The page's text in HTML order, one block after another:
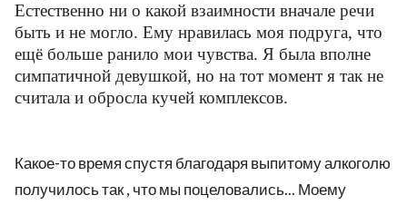
Естественно ни о какой взаимности вначале речи
быть и не могло. Ему нравилась моя подруга, что
ещё больше ранило мои чувства. Я была вполне
симпатичной девушкой, но на тот момент я так не
считала и обросла кучей комплексов.
Какое-то время спустя благодаря выпитому алкоголю
получилось так , что мы поцеловались... Моему